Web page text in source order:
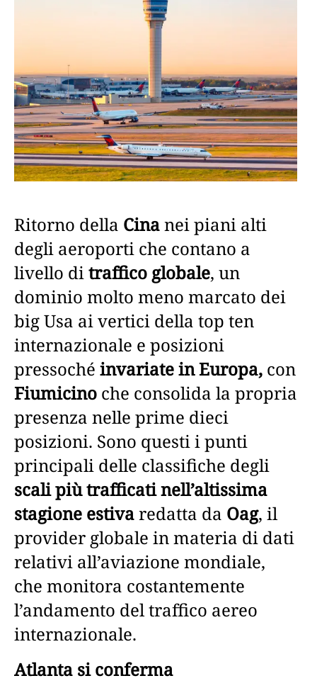
Ritorno della Cinanei piani alti
degli aeroporti che contano a
livello ditraffico globale, un
dominio molto meno marcato dei
big Usa ai vertici della top ten
internazionale e posizioni
pressoché invariate in Europa, con
Fiumicino che consolida la propria
presenza nelle prime dieci
posizioni. Sono questi i punti
principali delle classifiche degli
scali più trafficati nell’altissima
stagione estivaredatta da Oag, il
provider globale in materia di dati
relativi all’aviazione mondiale,
che monitora costantemente
l’andamento del traffico aereo
internazionale.
Atlanta si conferma